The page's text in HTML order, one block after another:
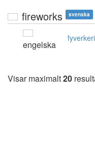
fireworks svenska
engelska
Visar maximalt20